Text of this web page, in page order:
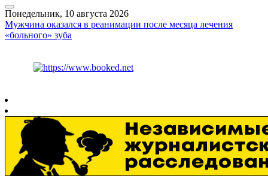
Понедельник, 10 августа 2026
Мужчина оказался в реанимации после месяца лечения
«больного» зуба